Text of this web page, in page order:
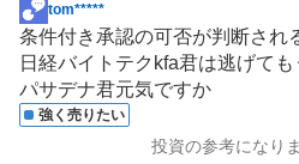
掲
示
板
記
事
tom*****
条件付き承認の可否が判断され
日経バイトテクkfa君は逃げても
パサデナ君元気ですか
強く売りたい
投資の参考になり